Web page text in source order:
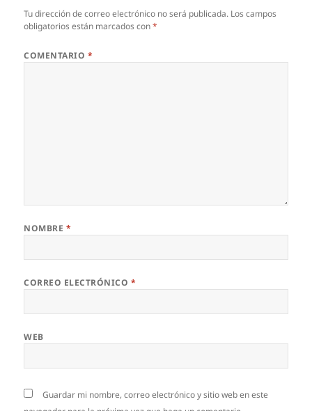
Tu dirección de correo electrónico no será publicada. Los campos
obligatorios están marcados con*
COMENTARIO *
NOMBRE *
CORREO ELECTRÓNICO *
WEB
Guardar mi nombre, correo electrónico y sitio web en este